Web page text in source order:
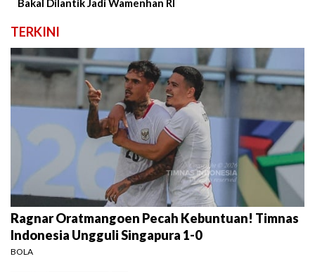
TERKINI
Ragnar Oratmangoen Pecah Kebuntuan! Timnas
Indonesia Ungguli Singapura 1-0
BOLA